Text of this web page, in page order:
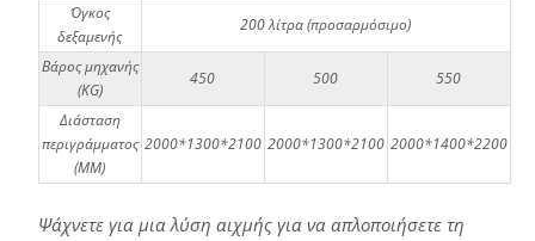
Όγκος
δεξαμενής
200 λίτρα (προσαρμόσιμο)
Βάρος μηχανής
(KG)
450 500 550
Διάσταση
περιγράμματος
(MM)
2000*1300*2100 2000*1300*2100 2000*1400*2200
Ψάχνετε για μια λύση αιχμής για να απλοποιήσετε τη